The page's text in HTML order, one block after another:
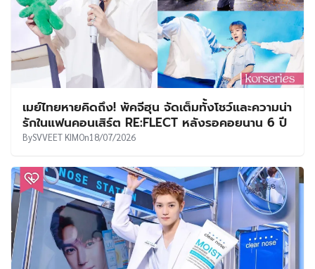
เมย์ไทยหายคิดถึง! พัคจีฮุน จัดเต็มทั้งโชว์และความน่า
รักในแฟนคอนเสิร์ต RE:FLECT หลังรอคอยนาน 6 ปี
BySVVEET KIMOn18/07/2026